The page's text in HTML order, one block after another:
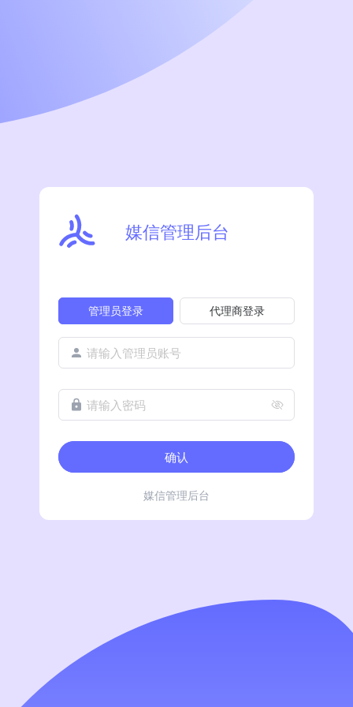
媒信管理后台
管理员登录 代理商登录
请输入管理员账号
请输入密码
确认
媒信管理后台